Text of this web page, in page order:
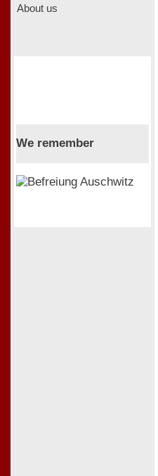
About us
We remember